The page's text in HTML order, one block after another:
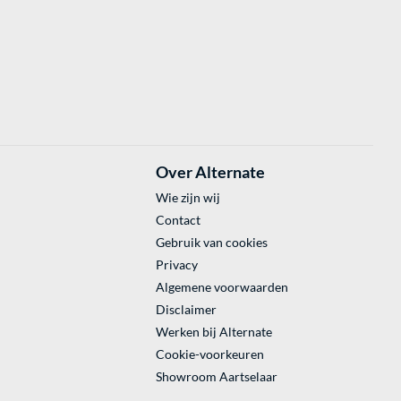
Over Alternate
Wie zijn wij
Contact
Gebruik van cookies
Privacy
Algemene voorwaarden
Disclaimer
Werken bij Alternate
Cookie-voorkeuren
Showroom Aartselaar